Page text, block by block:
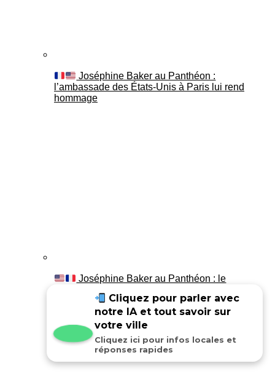
Joséphine Baker au Panthéon :
l’ambassade des États-Unis à Paris lui rend
hommage
Joséphine Baker au Panthéon : le
Cliquez pour parler avec
notre IA et tout savoir sur
votre ville
Cliquez ici pour infos locales et
réponses rapides